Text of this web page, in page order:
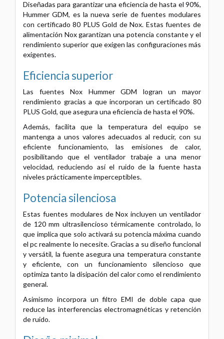
Diseñadas para garantizar una eficiencia de hasta el 90%,
Hummer GDM, es la nueva serie de fuentes modulares
con certificado 80 PLUS Gold de Nox. Estas fuentes de
alimentación Nox garantizan una potencia constante y el
rendimiento superior que exigen las configuraciones más
exigentes.
Eficiencia superior
Las fuentes Nox Hummer GDM logran un mayor
rendimiento gracias a que incorporan un certificado 80
PLUS Gold, que asegura una eficiencia de hasta el 90%.
Además, facilita que la temperatura del equipo se
mantenga a unos valores adecuados al reducir, con su
eficiente funcionamiento, las emisiones de calor,
posibilitando que el ventilador trabaje a una menor
velocidad, reduciendo así el ruido de la fuente hasta
niveles prácticamente imperceptibles.
Potencia silenciosa
Estas fuentes modulares de Nox incluyen un ventilador
de 120 mm ultrasilencioso térmicamente controlado, lo
que implica que solo activará su potencia máxima cuando
el pc realmente lo necesite. Gracias a su diseño funcional
y versátil, la fuente asegura una temperatura constante
y eficiente, con un funcionamiento silencioso que
optimiza tanto la disipación del calor como el rendimiento
general.
Asimismo incorpora un filtro EMI de doble capa que
reduce las interferencias electromagnéticas y retención
de ruido.